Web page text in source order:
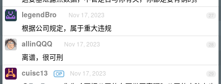
27
legendBro Nov 17, 2023
根据公司规定，属于重大违规
28
allinQQQ Nov 17, 2023
离谱，很可刑
29
cuisc13 OP Nov 17, 2023